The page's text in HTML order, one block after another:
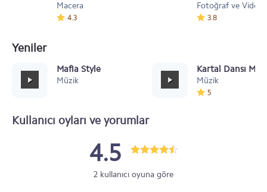
Macera
4.3
Fotoğraf ve Video
3.8
Yeniler
Mafia Style
Müzik
Kartal Dansı
Müzik
5
Kullanıcı oyları ve yorumlar
4.5
2 kullanıcı oyuna göre